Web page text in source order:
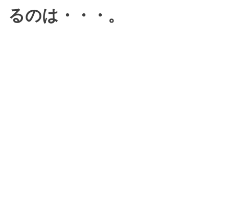
るのは・・・。